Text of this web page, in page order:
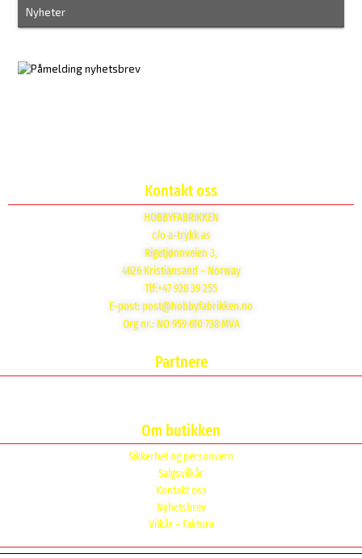
Nyheter
Kontakt oss
HOBBYFABRIKKEN
c/o a-trykk as
Rigetjønnveien 3,
4626 Kristiansand – Norway
Tlf:+47 928 39 255
E-post: post@hobbyfabrikken.no
Org nr.: NO 959 610 738 MVA
Partnere
Om butikken
Sikkerhet og personvern
Salgsvilkår
Kontakt oss
Nyhetsbrev
Vilkår – Faktura